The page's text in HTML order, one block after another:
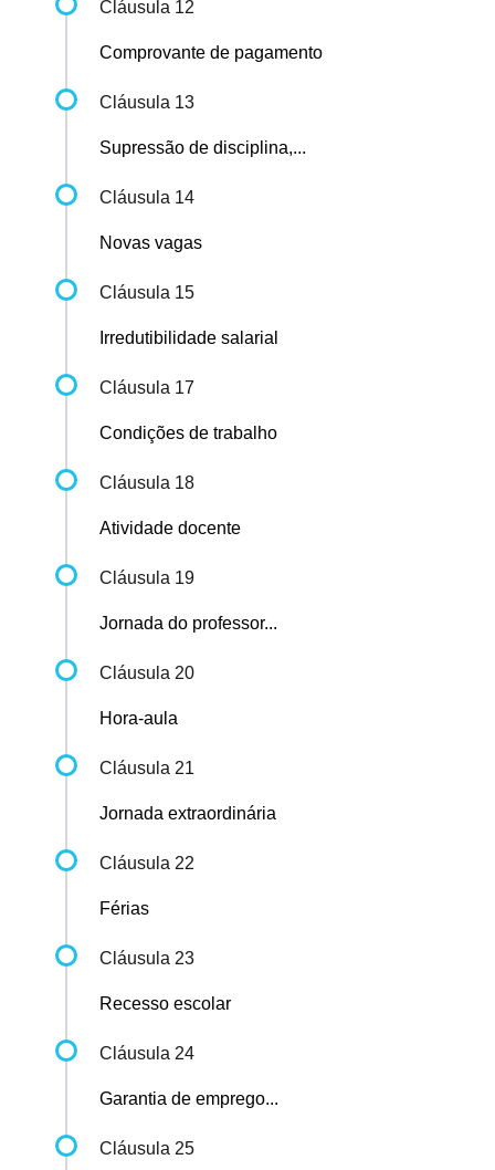
Cláusula 12
Comprovante de pagamento
Cláusula 13
Supressão de disciplina,...
Cláusula 14
Novas vagas
Cláusula 15
Irredutibilidade salarial
Cláusula 17
Condições de trabalho
Cláusula 18
Atividade docente
Cláusula 19
Jornada do professor...
Cláusula 20
Hora-aula
Cláusula 21
Jornada extraordinária
Cláusula 22
Férias
Cláusula 23
Recesso escolar
Cláusula 24
Garantia de emprego...
Cláusula 25